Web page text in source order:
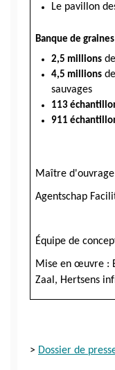
Le pavillon
Banque de graines
2,5 millions
4,5 millions
sauvages
113
911
Maître
Agentschap
Équipe de
Mise en œuvre :
Zaal, Hertsens
> Dossier de